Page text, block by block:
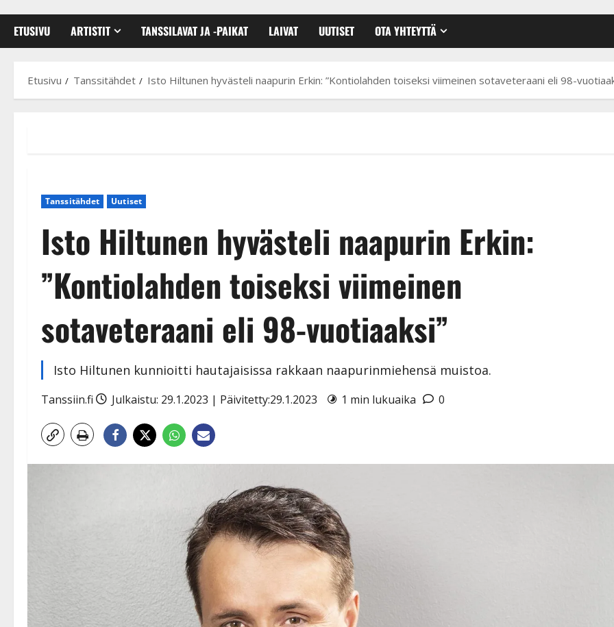
ETUSIVU ARTISTIT TANSSILAVAT JA -PAIKAT LAIVAT UUTISET OTA YHTEYTTÄ
Etusivu Tanssitähdet Isto Hiltunen hyvästeli naapurin Erkin: ”Kontiolahden toiseksi viimeinen sotaveteraani eli 98-
Tanssitähdet Uutiset
Isto Hiltunen hyvästeli naapurin Erkin:
”Kontiolahden toiseksi viimeinen
sotaveteraani eli 98-vuotiaaksi”
Isto Hiltunen kunnioitti hautajaisissa rakkaan naapurinmiehensä muistoa.
Tanssiin.fi Julkaistu: 29.1.2023 | Päivitetty:29.1.2023 1 min lukuaika 0